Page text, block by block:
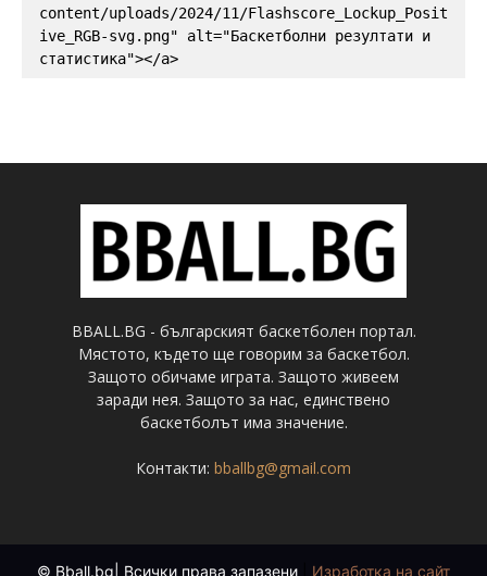
content/uploads/2024/11/Flashscore_Lockup_Posit
ive_RGB-svg.png" alt="Баскетболни резултати и
статистика"></a>
BBALL.BG - българският баскетболен портал.
Мястото, където ще говорим за баскетбол.
Защото обичаме играта. Защото живеем
заради нея. Защото за нас, единствено
баскетболът има значение.
Контакти: bballbg@gmail.com
© Bball.bg| Всички права запазени Изработка на сайт